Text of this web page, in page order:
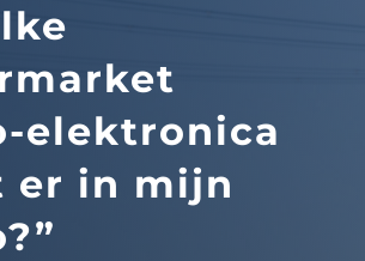
elektronica
er in mijn
?”